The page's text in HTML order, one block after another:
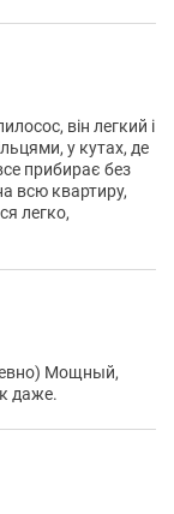
і
він легкий і
у кутах, де
прибирає без
всю квартиру,
легко,
Мощный,
даже.